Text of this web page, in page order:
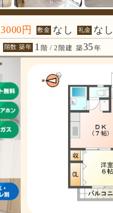
3000円 敷金 なし 礼金 なし
階数 築年 1 階 / 2階建 築35年